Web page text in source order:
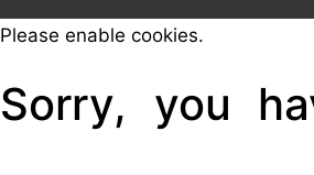
Please enable cookies.
Sorry, you